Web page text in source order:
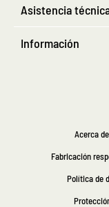
Asistencia
Información
Acerca
Fabricación
Política de